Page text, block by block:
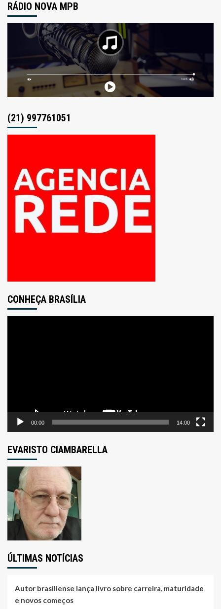
RÁDIO NOVA MPB
(21) 997761051
CONHEÇA BRASÍLIA
00:00 14:00
EVARISTO CIAMBARELLA
ÚLTIMAS NOTÍCIAS
Autor brasiliense lança livro sobre carreira, maturidade
e novos começos